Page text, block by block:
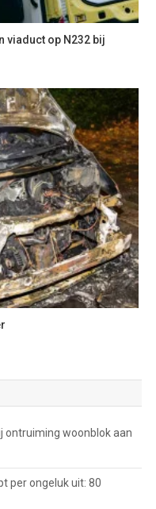
viaduct op N232 bij
ontruiming woonblok aan
per ongeluk uit: 80